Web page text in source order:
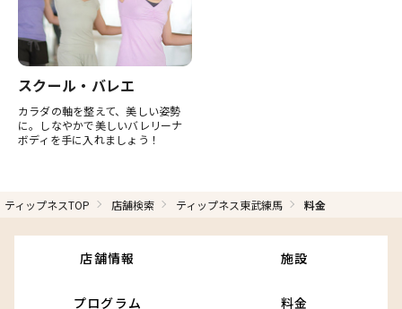
スクール・バレエ
カラダの軸を整えて、美しい姿勢
に。しなやかで美しいバレリーナ
ボディを手に入れましょう！
ティップネスTOP 店舗検索 ティップネス東武練馬 料金
店舗情報 施設
プログラム 料金